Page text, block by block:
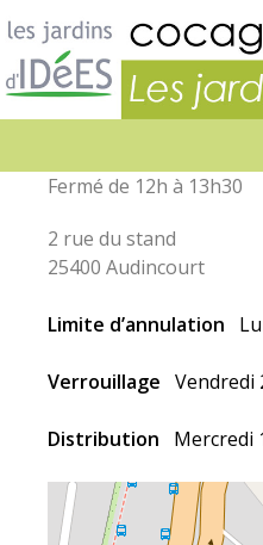
Fermé de 12h à 13h30
2 rue du stand
25400 Audincourt
Limite d’annulation
Verrouillage Vendredi
Distribution Mercredi